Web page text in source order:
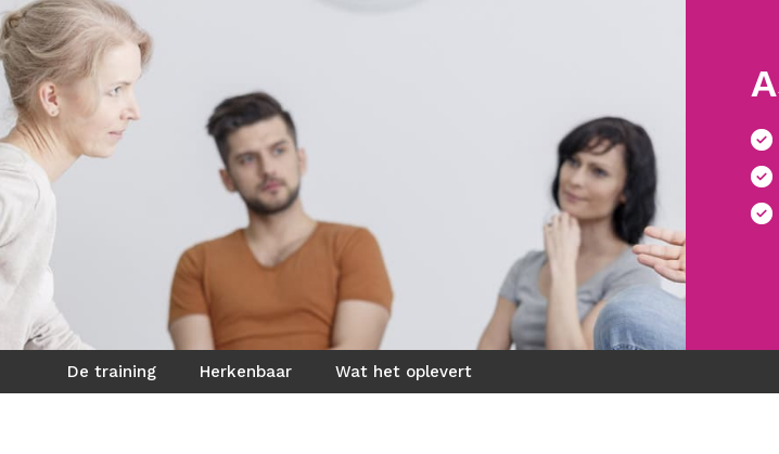
De training Herkenbaar Wat het oplevert